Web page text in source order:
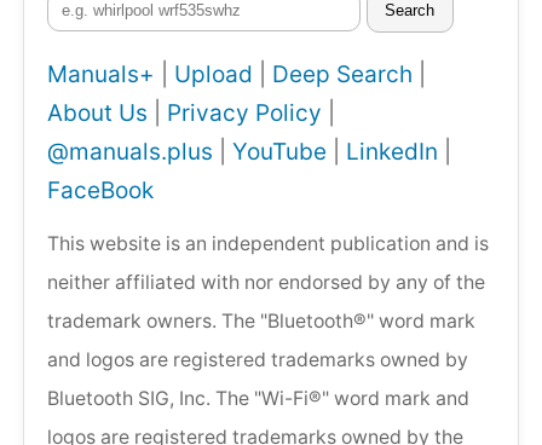
Search
Manuals+ Upload Deep Search
About Us
Privacy Policy
@manuals.plus
YouTube LinkedIn
FaceBook
This website is an independent publication and is
neither affiliated with nor endorsed by any of the
trademark owners. The "Bluetooth®" word mark
and logos are registered trademarks owned by
Bluetooth SIG, Inc. The "Wi-Fi®" word mark and
logos are registered trademarks owned by the